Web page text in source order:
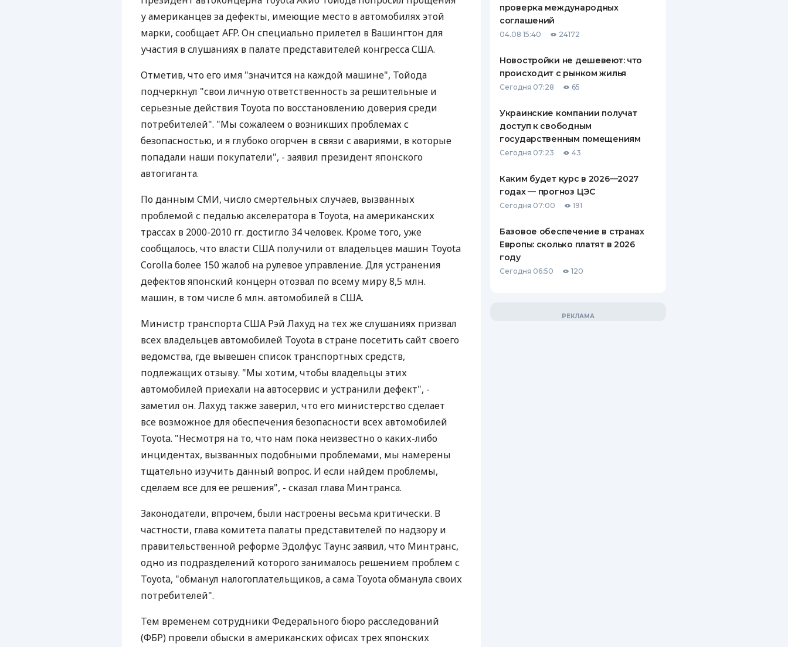
ЕЖЕМЕСЯЧНЫЙ ОБЗОР
КЕШБЭКА
ПУТЕВОДИТЕЛИ ПО
ПУТЕВОДИТЕЛИ ПО
СТРАХОВЫЕ КОМПАНИИ
КОМПАНИЯХ
КОНТАКТЫ
у американцев за дефекты, имеющие место в автомобилях этой
марки, сообщает AFP. Он специально прилетел в Вашингтон для
участия в слушаниях в палате представителей конгресса США.
Отметив, что его имя "значится на каждой машине", Тойода
подчеркнул "свои личную ответственность за решительные и
серьезные действия Toyota по восстановлению доверия среди
потребителей". "Мы сожалеем о возникших проблемах с
безопасностью, и я глубоко огорчен в связи с авариями, в которые
попадали наши покупатели", - заявил президент японского
автогиганта.
По данным СМИ, число смертельных случаев, вызванных
проблемой с педалью акселератора в Toyota, на американских
трассах в 2000-2010 гг. достигло 34 человек. Кроме того, уже
сообщалось, что власти США получили от владельцев машин Toyota
Corolla более 150 жалоб на рулевое управление. Для устранения
дефектов японский концерн отозвал по всему миру 8,5 млн.
машин, в том числе 6 млн. автомобилей в США.
Министр транспорта США Рэй Лахуд на тех же слушаниях призвал
всех владельцев автомобилей Toyota в стране посетить сайт своего
ведомства, где вывешен список транспортных средств,
подлежащих отзыву. "Мы хотим, чтобы владельцы этих
автомобилей приехали на автосервис и устранили дефект", -
заметил он. Лахуд также заверил, что его министерство сделает
все возможное для обеспечения безопасности всех автомобилей
Toyota. "Несмотря на то, что нам пока неизвестно о каких-либо
инцидентах, вызванных подобными проблемами, мы намерены
тщательно изучить данный вопрос. И если найдем проблемы,
сделаем все для ее решения", - сказал глава Минтранса.
Законодатели, впрочем, были настроены весьма критически. В
частности, глава комитета палаты представителей по надзору и
правительственной реформе Эдолфус Таунс заявил, что Минтранс,
одно из подразделений которого занималось решением проблем с
Toyota, "обманул налогоплательщиков, а сама Toyota обманула своих
потребителей".
Тем временем сотрудники Федерального бюро расследований
(ФБР) провели обыски в американских офисах трех японских
проверка международных
соглашений
04.08 15:40 24172
Новостройки не дешевеют: что
происходит с рынком жилья
Сегодня 07:28 65
Украинские компании получат
доступ к свободным
государственным помещениям
Сегодня 07:23 43
Каким будет курс в 2026—2027
годах — прогноз ЦЭС
Сегодня 07:00 191
Базовое обеспечение в странах
Европы: сколько платят в 2026
году
Сегодня 06:50 120